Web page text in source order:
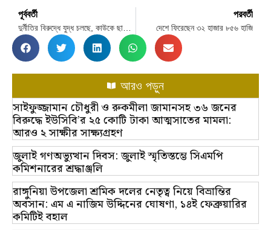
পূর্ববর্তী পরবর্তী
দেশে ফিরেছেন ৩২ হাজার ৮৫৬ হাজি
আরও পড়ুন
সাইফুজ্জামান চৌধুরী ও রুকমীলা জামানসহ ৩৬ জনের
বিরুদ্ধে ইউসিবি’র ২৫ কোটি টাকা আত্মসাতের মামলা:
আরও ২ সাক্ষীর সাক্ষ্যগ্রহণ
জুলাই গণঅভ্যুত্থান দিবস: জুলাই স্মৃতিস্তম্ভে সিএমপি
কমিশনারের শ্রদ্ধাঞ্জলি
রাঙ্গুনিয়া উপজেলা শ্রমিক দলের নেতৃত্ব নিয়ে বিভ্রান্তির
অবসান: এম এ নাজিম উদ্দিনের ঘোষণা, ১৪ই ফেব্রুয়ারির
কমিটিই বহাল